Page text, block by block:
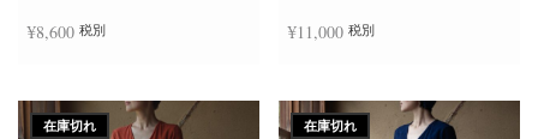
¥8,600 税別 ¥11,000 税別
在庫切れ 在庫切れ